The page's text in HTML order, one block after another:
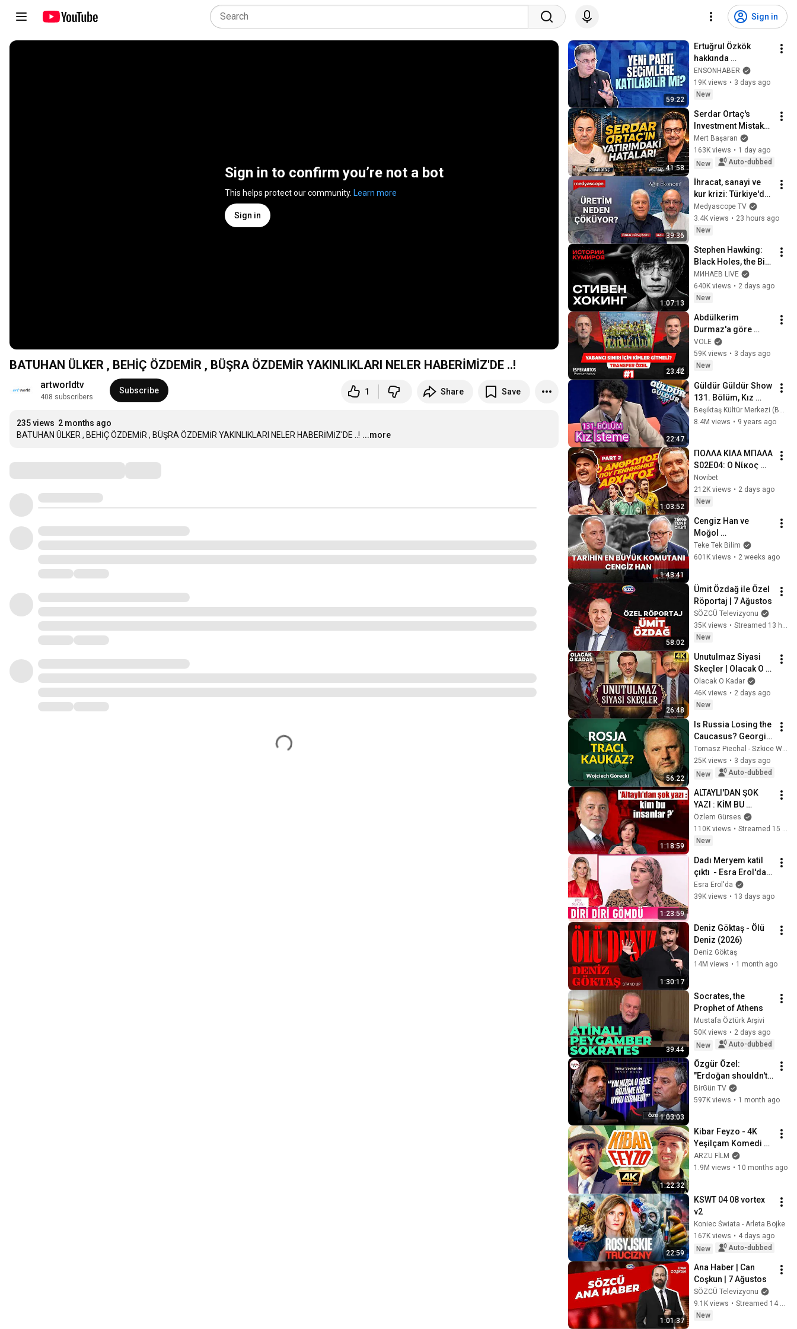
Sign in
Sign in to confirm you’re not a bot
This helps protect our community. Learn more
Sign in
BATUHAN ÜLKER , BEHİÇ ÖZDEMİR , BÜŞRA ÖZDEMİR YAKINLIKLARI NELER HABERİMİZ'DE ..!
artworldtv
408 subscribers
Subscribe 1 Share Save
235 views 2 months ago
BATUHAN ÜLKER , BEHİÇ ÖZDEMİR , BÜŞRA ÖZDEMİR YAKINLIKLARI NELER HABERİMİZ'DE ..! ...more
59:22
Ertuğrul Özkök
hakkında
soruşturma kararı -
Ersan Şen
yorumluyor
ENSONHABER
19K views • 3 days ago
New
41:58
Serdar Ortaç's
Investment Mistakes
| Serdar Ortaç &
Mert Başaran
Mert Başaran
163K views • 1 day ago
New
Auto-dubbed
39:36
İhracat, sanayi ve
kur krizi: Türkiye'de
üretim alarm
veriyor | Ağır
Ekonomi
Medyascope TV
3.4K views • 23 hours ago
New
1:07:13
Stephen Hawking:
Black Holes, the Big
Bang, and the End of
the Universe / Idol
Stories / MINAEV
МИНАЕВ LIVE
640K views • 2 days ago
New
23:42
Abdülkerim
Durmaz'a göre
Fenerbahçe hangi
yabancı oyuncuları
göndermeli? |
Batuhan | #1
VOLE
59K views • 3 days ago
New
22:47
Güldür Güldür Show
131. Bölüm, Kız
İsteme Skeci
8.4M views • 9 years ago
1:03:52
ΠΟΛΛΑ ΚΙΛΑ ΜΠΑΛΑ
S02E04: Ο Νίκος
Λυμπερόπουλος
στη συνέντευξη της
ζωής του! (PART 2)
Novibet
212K views • 2 days ago
New
1:43:41
Cengiz Han ve
Moğol
İmparatorluğu /
Prof. Dr. Celal
Bilim
Teke Tek Bilim
601K views • 2 weeks ago
58:02
Ümit Özdağ ile Özel
Röportaj | 7 Ağustos
SÖZCÜ Televizyonu
35K views •
New
26:48
Unutulmaz Siyasi
Skeçler | Olacak O
Kadar
Olacak O Kadar
46K views • 2 days ago
New
56:22
Is Russia Losing the
Caucasus? Georgia,
Armenia,
Azerbaijan, and
Geopolitics.
...
Tomasz Piechal - Szkice Wschodnie
25K views • 3 days ago
New
Auto-dubbed
1:18:59
ALTAYLI'DAN ŞOK
YAZI : KİM BU
İSİMLER ? | Özlem
Gürses
Özlem Gürses
110K views •
New
1:23:59
Dadı Meryem katil
çıktı  - Esra Erol'da
Kolaj
Esra Erol'da
39K views • 13 days ago
1:30:17
Deniz Göktaş - Ölü
Deniz (2026)
Deniz Göktaş
14M views • 1 month ago
39:44
Socrates, the
Prophet of Athens
Mustafa Öztürk Arşivi
50K views • 2 days ago
New
Auto-dubbed
1:03:03
Özgür Özel:
"Erdoğan shouldn't
be so confident in
his own
BirGün TV
597K views • 1 month ago
1:22:32
Kibar Feyzo - 4K
Yeşilçam Komedi
Filmi (Kemal Sunal,
Şener Şen, Müjde
ARZU FİLM
1.9M views • 10 months ago
22:59
KSWT 04 08 vortex
v2
Koniec Świata - Arleta Bojke
167K views • 4 days ago
New
Auto-dubbed
1:01:37
Ana Haber | Can
Coşkun | 7 Ağustos
SÖZCÜ Televizyonu
9.1K views •
Streamed 14 hours ago
New